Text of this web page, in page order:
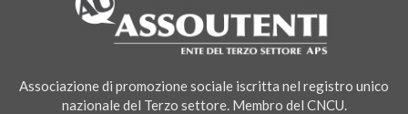
Associazione di promozione sociale iscritta nel registro unico
nazionale del Terzo settore. Membro del CNCU.